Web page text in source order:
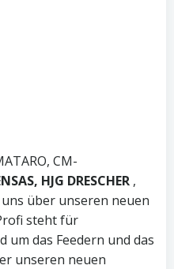
CM-
HJG DRESCHER ,
über unseren neuen
steht für
das Feedern und das
unseren neuen